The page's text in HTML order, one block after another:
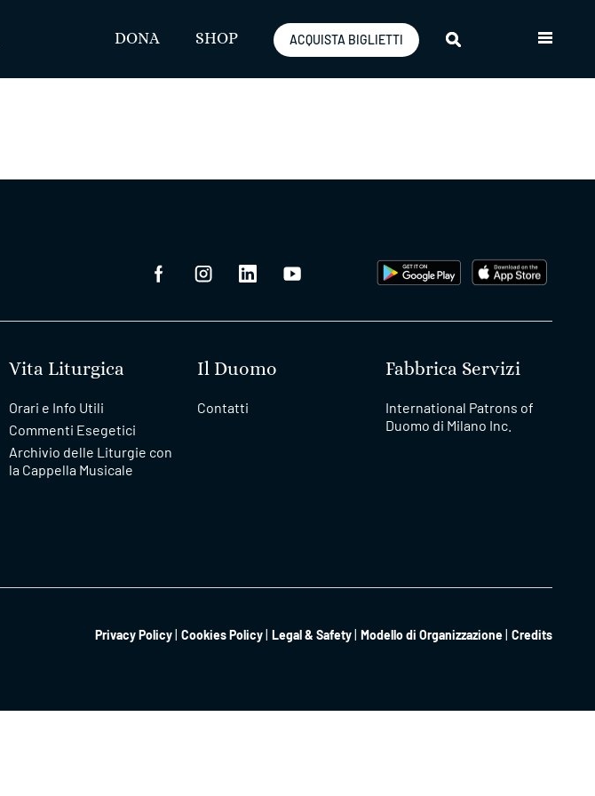
DONA SHOP ACQUISTA BIGLIETTI
Vita Liturgica
Orari e Info Utili
Commenti Esegetici
Archivio delle Liturgie con
la Cappella Musicale
Il Duomo
Contatti
Fabbrica Servizi
International Patrons of
Duomo di Milano Inc.
Privacy Policy Cookies Policy Legal & Safety Modello di Organizzazione Credits